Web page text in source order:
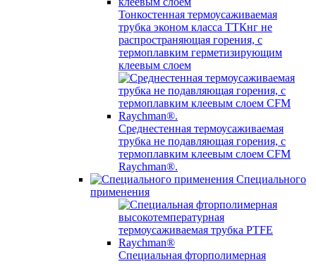
Тонкостенная термоусаживаемая
трубка эконом класса ТТКнг не
распространяющая горения, с
термоплавким герметизирующим
клеевым слоем
Среднестенная термоусаживаемая
трубка не подавляющая горения, с
термоплавким клеевым слоем CFM
Raychman®.
Специального
применения
Специальная фторполимерная